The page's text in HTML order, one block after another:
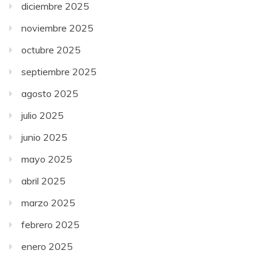
diciembre 2025
noviembre 2025
octubre 2025
septiembre 2025
agosto 2025
julio 2025
junio 2025
mayo 2025
abril 2025
marzo 2025
febrero 2025
enero 2025